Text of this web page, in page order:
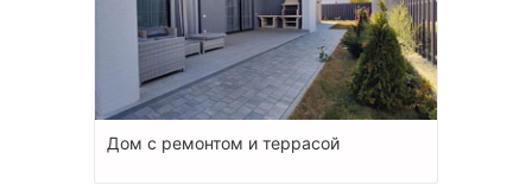
Дом с ремонтом и террасой